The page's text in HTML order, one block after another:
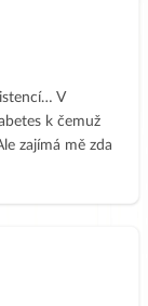
V
k čemuž
zajímá mě zda